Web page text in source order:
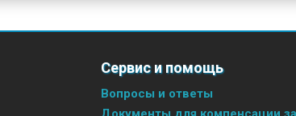
Сервис и помощь
Вопросы и ответы